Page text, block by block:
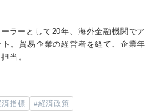
ラーとして20年、海外金融機関でア
。貿易企業の経営者を経て、企業年
当。
済指標 #経済政策